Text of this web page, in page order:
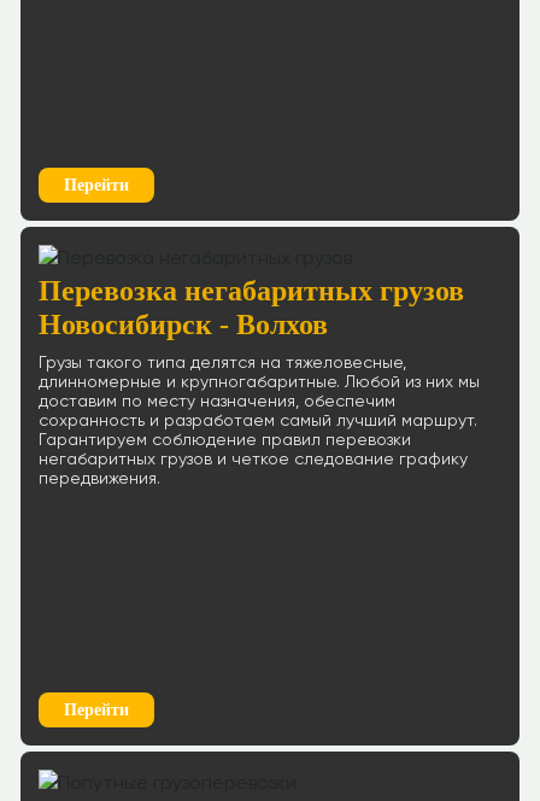
Перейти
Перевозка негабаритных грузов
Новосибирск - Волхов
Грузы такого типа делятся на тяжеловесные,
длинномерные и крупногабаритные. Любой из них мы
доставим по месту назначения, обеспечим
сохранность и разработаем самый лучший маршрут.
Гарантируем соблюдение правил перевозки
негабаритных грузов и четкое следование графику
передвижения.
Перейти